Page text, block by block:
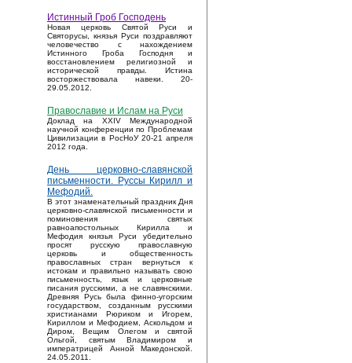
Истинный Гроб Господень
Новая церковь Святой Руси и
Святорусы, князья Руси поздравляют
человечество с нахождением
Истинного Гроба Господня и
восстановлением религиозной и
исторической правды. Истина
восторжествовала навеки. 20-
29.05.2012.
Православие и Ислам на Руси
Доклад на XXIV Международной
научной конференции по Проблемам
Цивилизации в РосНоУ 20-21 апреля
2012 года.
День церковно-славянской
письменности. Руссы Кирилл и
Мефодий.
В этот знаменательный праздник Дня
церковно-славянской письменности и
поминовения святых
равноапостольных Кирилла и
Мефодия князья Руси убедительно
просят русскую православную
церковь и общественность
православных стран вернуться к
истокам и правильно называть свою
письменность, язык и церковные
писания русскими, а не славянскими.
Древняя Русь была финно-угорским
государством, созданным русскими
христианами Рюриком и Игорем,
Кириллом и Мефодием, Аскольдом и
Диром, Вещим Олегом и святой
Ольгой, святым Владимиром и
императрицей Анной Македонской.
24.05.2011.